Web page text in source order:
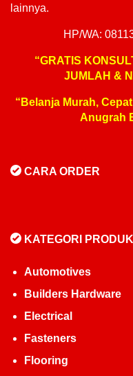
lainnya.
HP/WA:
“GRATIS
JUMLAH &
“Belanja Murah,
Anugrah
CARA ORDER
KATEGORI PRODUK
Automotives
Builders Hardware
Electrical
Fasteners
Flooring